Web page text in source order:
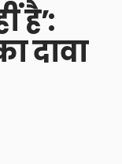
है’:
दावा